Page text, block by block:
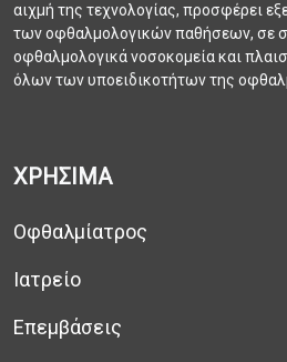
αιχμή της τεχνολογίας, προσφέρει
των οφθαλμολογικών παθήσεων, σε
οφθαλμολογικά νοσοκομεία και
όλων των υποειδικοτήτων της
ΧΡΗΣΙΜΑ
Οφθαλμίατρος
Ιατρείο
Επεμβάσεις